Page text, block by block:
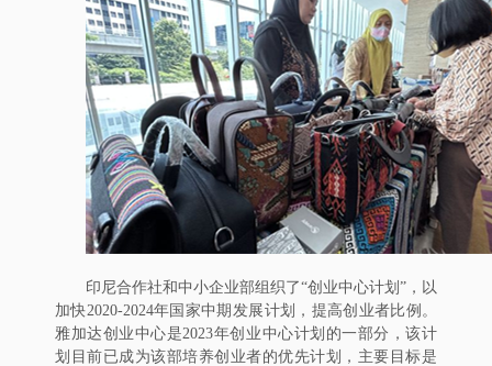
印尼合作社和中小企业部组织了“创业中心计划”，以
加快2020-2024年国家中期发展计划，提高创业者比例。
雅加达创业中心是2023年创业中心计划的一部分，该计
划目前已成为该部培养创业者的优先计划，主要目标是